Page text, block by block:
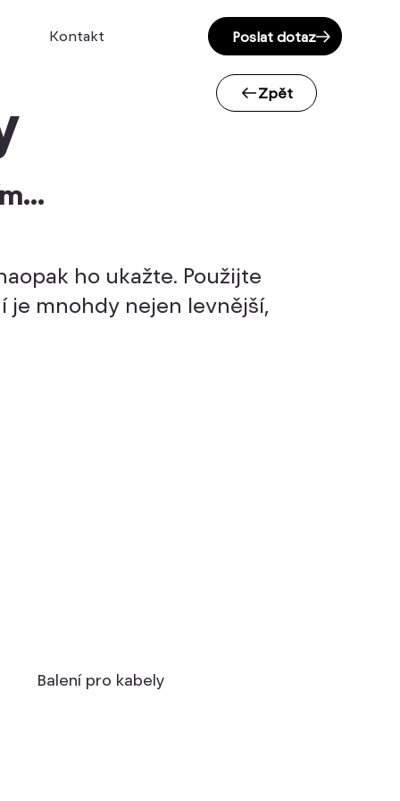
Kontakt Poslat dotaz
ho ukažte. Použijte
je mnohdy nejen levnější,
Zpět
Balení pro kabely